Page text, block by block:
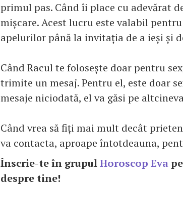
primul pas. Când îi place cu adevărat
mișcare. Acest lucru este valabil
apelurilor până la invitația de a ieși și
Când Racul te folosește doar pentru
trimite un mesaj. Pentru el, este doar
mesaje niciodată, el va găsi pe
Când vrea să fiți mai mult decât
va contacta, aproape întotdeauna,
Înscrie-te în grupulHoroscop Eva
despre tine!